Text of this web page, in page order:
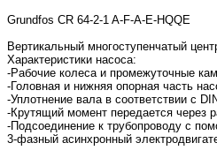
Grundfos CR 64-2-1 A-F-A-E-HQQE
Вертикальный многоступенчатый
Характеристики насоса:
-Рабочие колеса и промежуточные
-Головная и нижняя опорная часть
-Уплотнение вала в соответствии с
-Крутящий момент передается через
-Подсоединение к трубопроводу с
3-фазный асинхронный